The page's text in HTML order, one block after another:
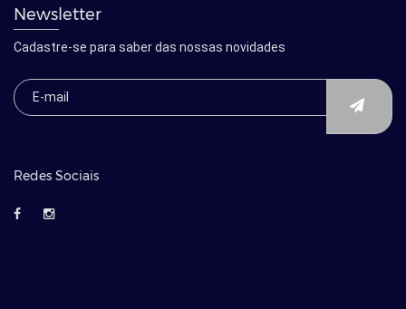
Newsletter
Cadastre-se para saber das nossas novidades
Redes Sociais